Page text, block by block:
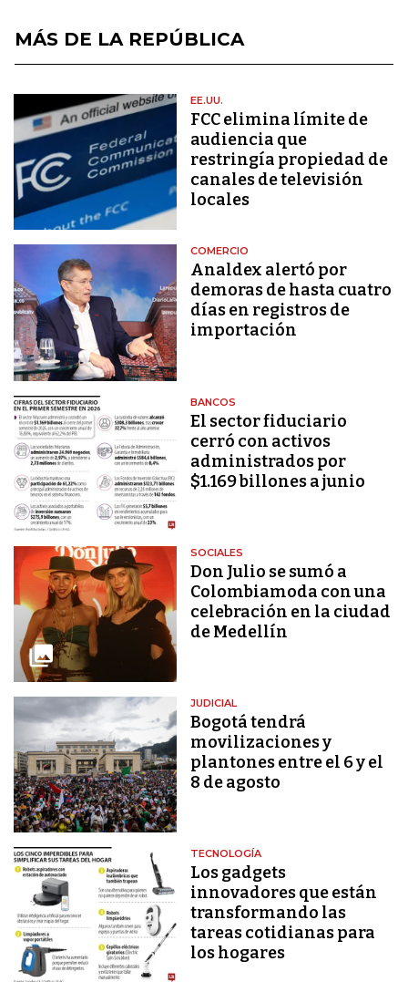
MÁS DE LA REPÚBLICA
EE.UU.
FCC elimina límite de
audiencia que
restringía propiedad de
canales de televisión
locales
COMERCIO
Analdex alertó por
demoras de hasta cuatro
días en registros de
importación
BANCOS
El sector fiduciario
cerró con activos
administrados por
$1.169 billones a junio
SOCIALES
Don Julio se sumó a
Colombiamoda con una
celebración en la ciudad
de Medellín
JUDICIAL
Bogotá tendrá
movilizaciones y
plantones entre el 6 y el
8 de agosto
TECNOLOGÍA
Los gadgets
innovadores que están
transformando las
tareas cotidianas para
los hogares